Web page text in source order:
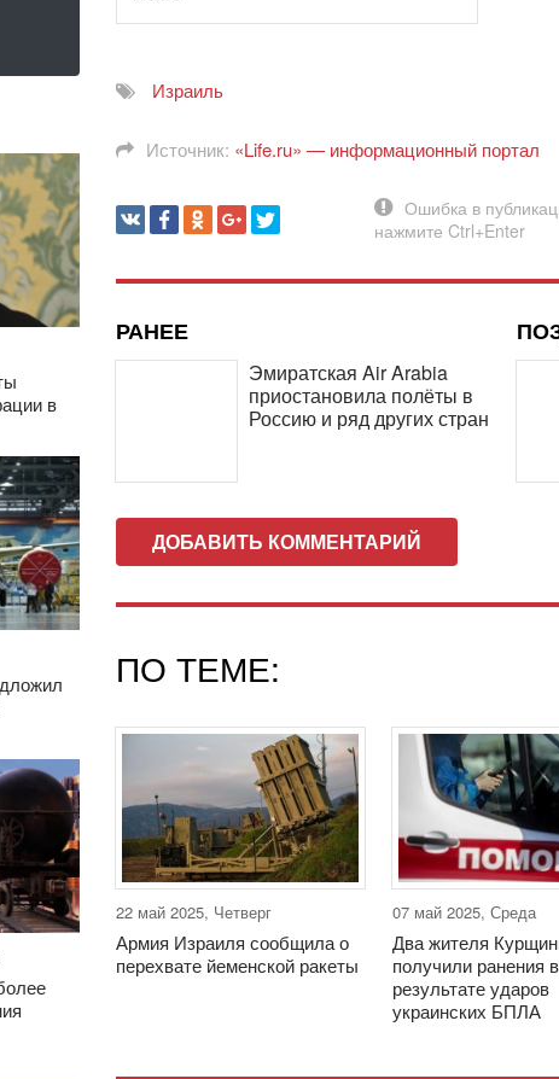
в
Израиль
Источник: «Life.ru» — информационный портал
РАНЕЕ
Эмиратская Air Arabia
приостановила полёты в
Россию и ряд других стран
ДОБАВИТЬ КОММЕНТАРИЙ
ПО ТЕМЕ:
22 май 2025, Четверг
Армия Израиля сообщила о
перехвате йеменской ракеты
07 май 2025, Среда
Два жителя
получили ранения в
результате ударов
украинских БПЛА